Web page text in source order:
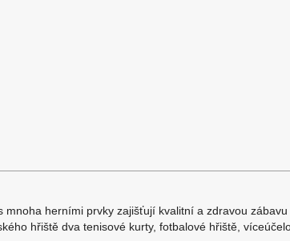
mnoha herními prvky zajišťují kvalitní a zdravou
hřiště dva tenisové kurty, fotbalové hřiště,